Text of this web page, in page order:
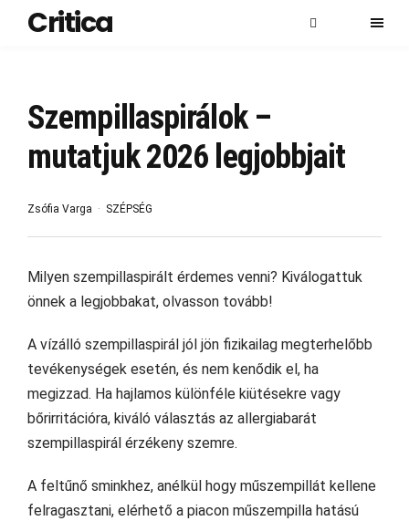
Critica
Szempillaspirálok –
mutatjuk 2026 legjobbjait
Zsófia Varga SZÉPSÉG
Milyen szempillaspirált érdemes venni? Kiválogattuk
önnek a legjobbakat, olvasson tovább!
A vízálló szempillaspirál jól jön fizikailag megterhelőbb
tevékenységek esetén, és nem kenődik el, ha
megizzad. Ha hajlamos különféle kiütésekre vagy
bőrirritációra, kiváló választás az allergiabarát
szempillaspirál érzékeny szemre.
A feltűnő sminkhez, anélkül hogy műszempillát kellene
felragasztani, elérhető a piacon műszempilla hatású